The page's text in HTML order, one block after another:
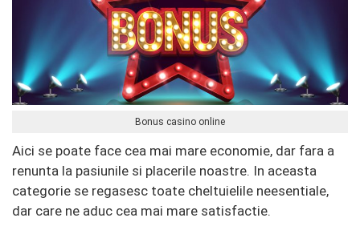
Bonus casino online
Aici se poate face cea mai mare economie, dar fara a
renunta la pasiunile si placerile noastre. In aceasta
categorie se regasesc toate cheltuielile neesentiale,
dar care ne aduc cea mai mare satisfactie.